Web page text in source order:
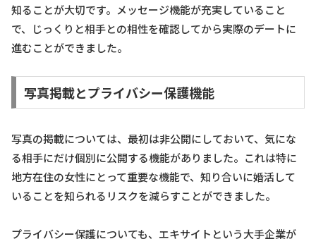
知ることが大切です。メッセージ機能が充実していること
で、じっくりと相手との相性を確認してから実際のデートに
進むことができました。
写真掲載とプライバシー保護機能
写真の掲載については、最初は非公開にしておいて、気にな
る相手にだけ個別に公開する機能がありました。これは特に
地方在住の女性にとって重要な機能で、知り合いに婚活して
いることを知られるリスクを減らすことができました。
プライバシー保護についても、エキサイトという大手企業が